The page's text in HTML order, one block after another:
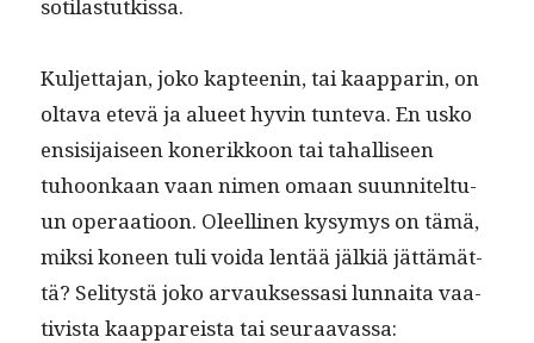
sotilastutkissa.
Kul­jet­ta­jan, joko kapteenin, tai kaap­parin, on
olta­va etevä ja alueet hyvin tun­te­va. En usko
ensisi­jaiseen koner­ikkoon tai tahal­liseen
tuhoonkaan vaan nimen omaan suun­nitel­tu­
un oper­aa­tioon. Oleelli­nen kysymys on tämä,
mik­si koneen tuli voi­da lentää jälk­iä jät­tämät­
tä? Seli­tys­tä joko arvauk­ses­sasi lun­nai­ta vaa­
tivista kaap­pareista tai seuraavassa: